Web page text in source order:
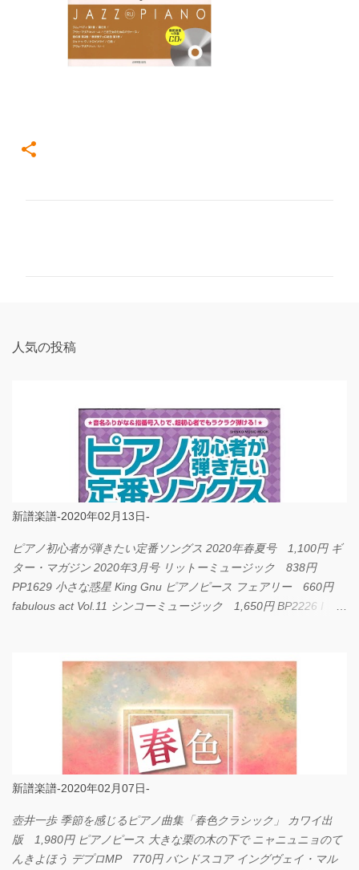
人気の投稿
新譜楽譜-2020年02月13日-
ピアノ初心者が弾きたい定番ソングス 2020年春夏号 1,100円 ギ
ター・マガジン 2020年3月号 リットーミュージック 838円
PP1629 小さな惑星 King Gnu ピアノピース フェアリー 660円
fabulous act Vol.11 シンコーミュージック 1,650円 BP2226 I
新譜楽譜-2020年02月07日-
壺井一歩 季節を感じるピアノ曲集「春色クラシック」 カワイ出
版 1,980円 ピアノピース 大きな栗の木の下で ニャニュニョのて
んきよほう デプロMP 770円 バンドスコア イングヴェイ・マル